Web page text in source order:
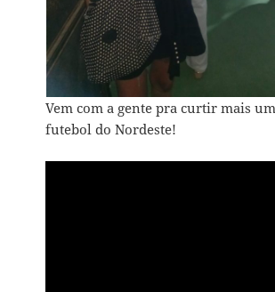
Vem com a gente pra curtir mais
futebol do Nordeste!